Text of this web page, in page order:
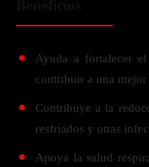
Ayuda a fortalecer
contribuir a una mejor
Contribuye a la
resfriados y otras
Apoya la salud